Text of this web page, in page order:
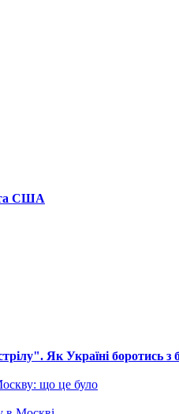
США
Як Україні боротись з
що це було